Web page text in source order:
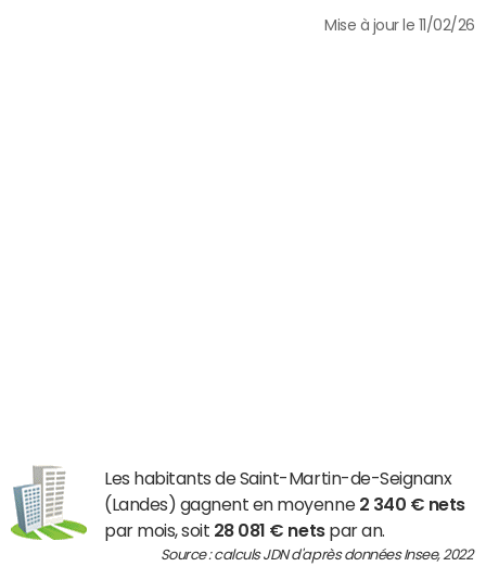
Mise à jour le 11/02/26
Les habitants de Saint-Martin-de-Seignanx
(Landes) gagnent en moyenne 2 340 € nets
par mois, soit 28 081 € netspar an.
Source : calculs JDN d'après données Insee, 2022